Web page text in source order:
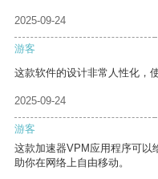
2025-09-24
游客
这款软件的设计非常人性化，
2025-09-24
游客
这款加速器VPM应用程序可以
助你在网络上自由移动。